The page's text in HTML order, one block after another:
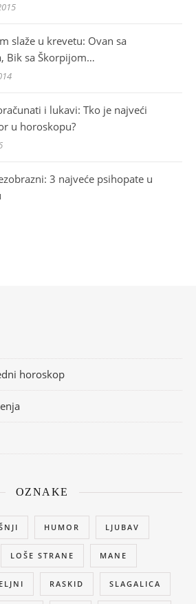
slaže u krevetu: Ovan sa
Bik sa Škorpijom…
i lukavi: Tko je najveći
u horoskopu?
3 najveće psihopate u
horoskop
OZNAKE
HUMOR LJUBAV
LOŠE STRANE MANE
RASKID SLAGALICA